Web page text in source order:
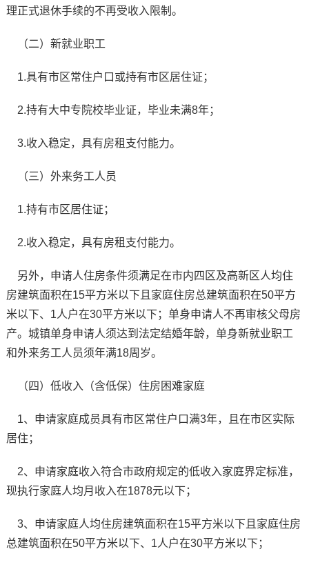
理正式退休手续的不再受收入限制。
（二）新就业职工
1.具有市区常住户口或持有市区居住证；
2.持有大中专院校毕业证，毕业未满8年；
3.收入稳定，具有房租支付能力。
（三）外来务工人员
1.持有市区居住证；
2.收入稳定，具有房租支付能力。
另外，申请人住房条件须满足在市内四区及高新区人均住
房建筑面积在15平方米以下且家庭住房总建筑面积在50平方
米以下、1人户在30平方米以下；单身申请人不再审核父母房
产。城镇单身申请人须达到法定结婚年龄，单身新就业职工
和外来务工人员须年满18周岁。
（四）低收入（含低保）住房困难家庭
1、申请家庭成员具有市区常住户口满3年，且在市区实际
居住；
2、申请家庭收入符合市政府规定的低收入家庭界定标准，
现执行家庭人均月收入在1878元以下；
3、申请家庭人均住房建筑面积在15平方米以下且家庭住房
总建筑面积在50平方米以下、1人户在30平方米以下；